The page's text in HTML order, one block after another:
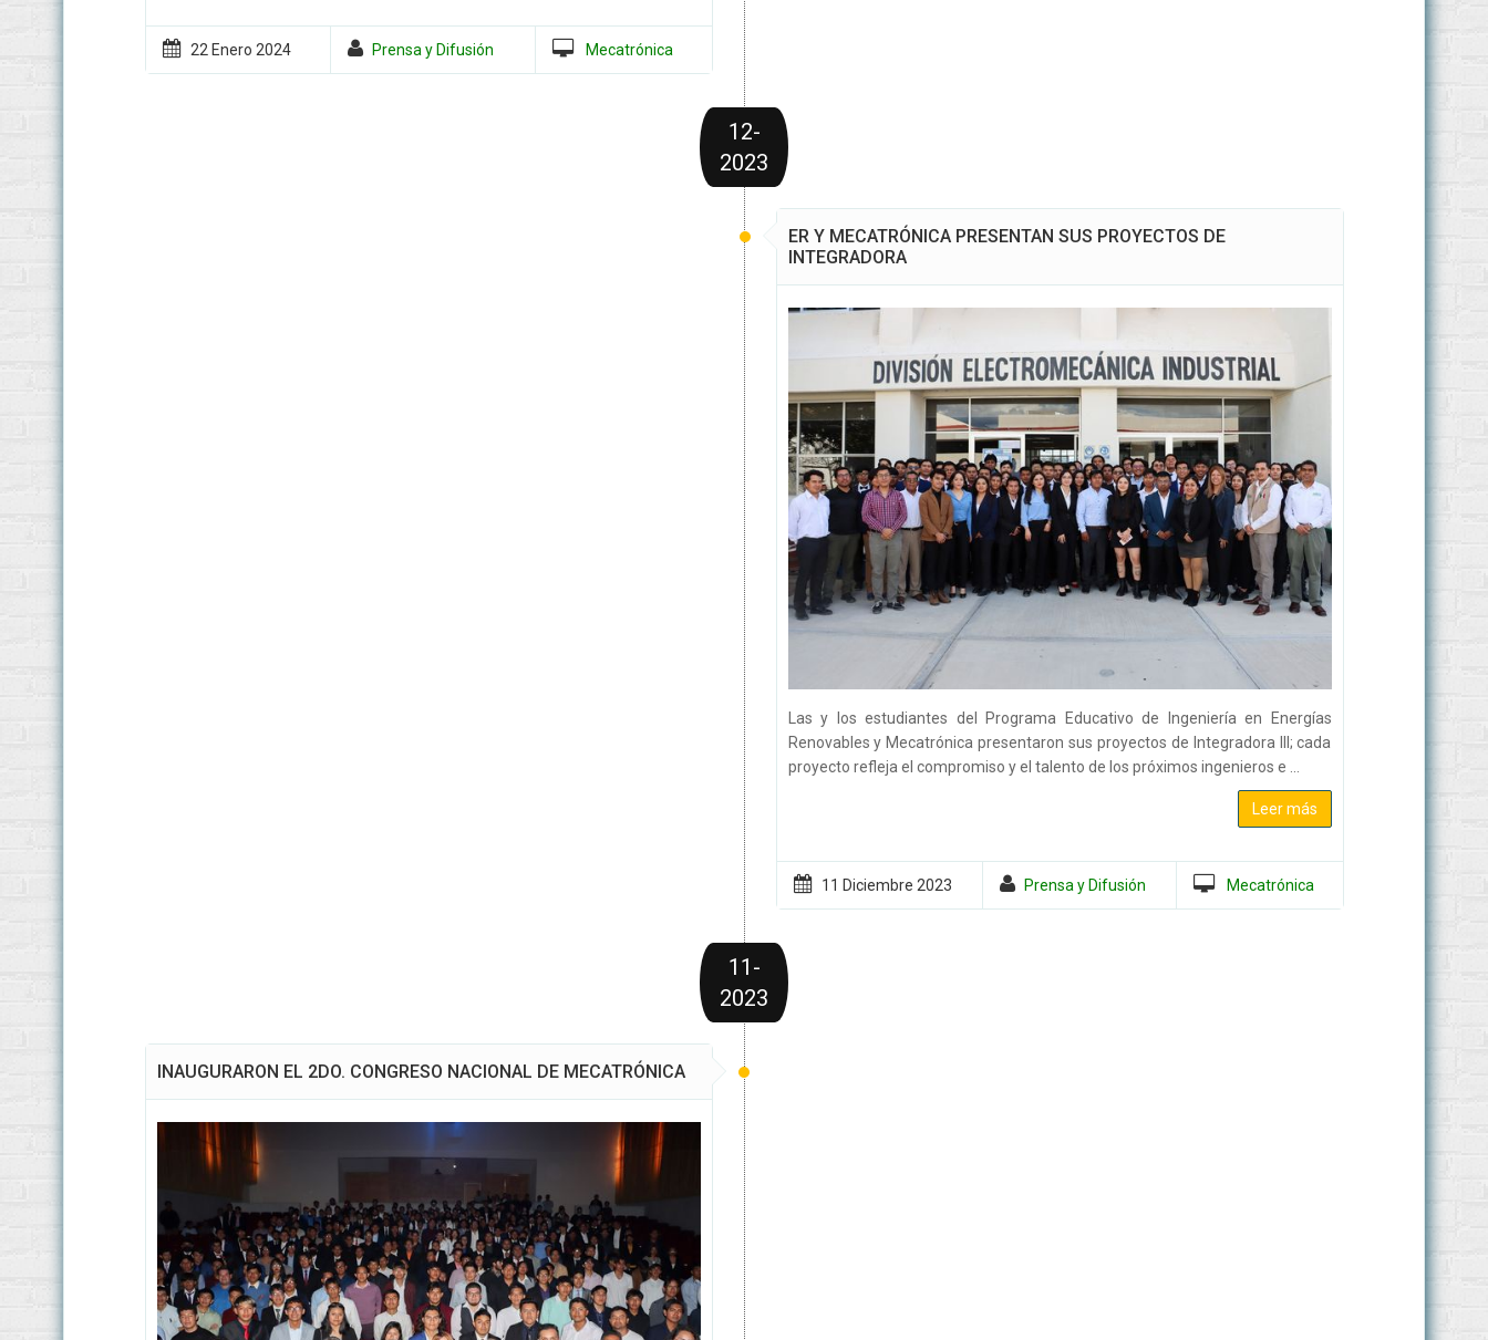
22 Enero 2024 Prensa y Difusión Mecatrónica
12-
2023
ER Y MECATRÓNICA PRESENTAN SUS PROYECTOS DE
INTEGRADORA
Las y los estudiantes del Programa Educativo de Ingeniería en Energías
Renovables y Mecatrónica presentaron sus proyectos de Integradora III; cada
proyecto refleja el compromiso y el talento de los próximos ingenieros e ...
Leer más
11 Diciembre 2023 Prensa y Difusión Mecatrónica
11-
2023
INAUGURARON EL 2DO. CONGRESO NACIONAL DE MECATRÓNICA